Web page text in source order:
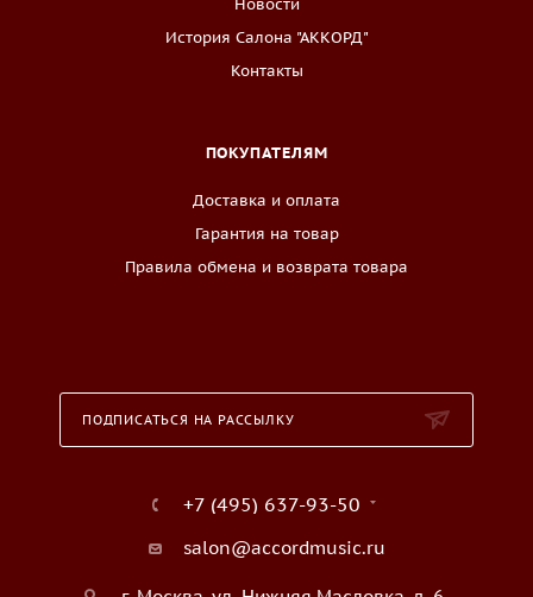
Новости
История Салона "АККОРД"
Контакты
ПОКУПАТЕЛЯМ
Доставка и оплата
Гарантия на товар
Правила обмена и возврата товара
ПОДПИСАТЬСЯ НА РАССЫЛКУ
+7 (495) 637-93-50
salon@accordmusic.ru